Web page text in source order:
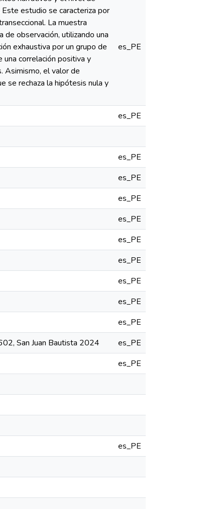
estudio se caracteriza por
La muestra
observación, utilizando una
exhaustiva por un grupo de
correlación positiva y
Asimismo, el valor de
se rechaza la hipótesis nula y
es_PE
es_PE
es_PE
es_PE
es_PE
es_PE
es_PE
es_PE
es_PE
es_PE
es_PE
San Juan Bautista 2024
es_PE
es_PE
es_PE